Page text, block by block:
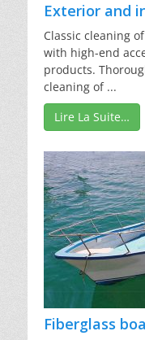
Exterior and
Classic cleaning
with high-end
products.
cleaning of ...
Lire La Suite…
Fiberglass